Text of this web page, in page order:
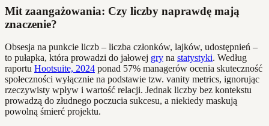
Mit zaangażowania: Czy liczby naprawdę mają
znaczenie?
Obsesja na punkcie liczb – liczba członków, lajków, udostępnień –
to pułapka, która prowadzi do jałowej gry na statystyki. Według
raportu Hootsuite, 2024 ponad 57% managerów ocenia skuteczność
społeczności wyłącznie na podstawie tzw. vanity metrics, ignorując
rzeczywisty wpływ i wartość relacji. Jednak liczby bez kontekstu
prowadzą do złudnego poczucia sukcesu, a niekiedy maskują
powolną śmierć projektu.